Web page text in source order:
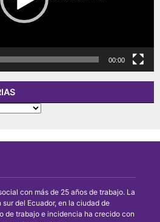
00:00
con más de 25 años de trabajo. La
del Ecuador, en la ciudad de
de trabajo e incidencia ha crecido con